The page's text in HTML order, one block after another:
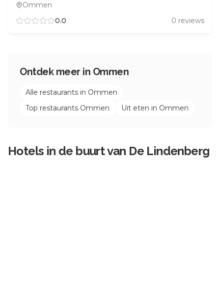
Ommen
0.0 0 reviews
Ontdek meer in Ommen
Alle restaurants in Ommen
Top restaurants Ommen Uit eten in Ommen
Hotels in de buurt van De Lindenberg